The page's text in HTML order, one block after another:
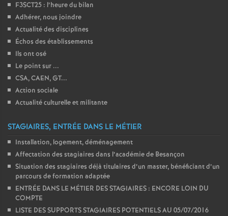
F3SCT25 : l’heure du bilan
Adhérer, nous joindre
Actualité des disciplines
Échos des établissements
Ils ont osé
Le point sur ...
CSA, CAEN, GT...
Action sociale
Actualité culturelle et militante
STAGIAIRES, ENTRÉE DANS LE MÉTIER
Installation, logement, déménagement
Affectation des stagiaires dans l’académie de Besançon
Situation des stagiaires déjà titulaires d’un master, bénéficiant d’un
parcours de formation adaptée
ENTRÉE DANS LE MÉTIER DES STAGIAIRES : ENCORE LOIN DU
COMPTE
LISTE DES SUPPORTS STAGIAIRES POTENTIELS AU 05/07/2016